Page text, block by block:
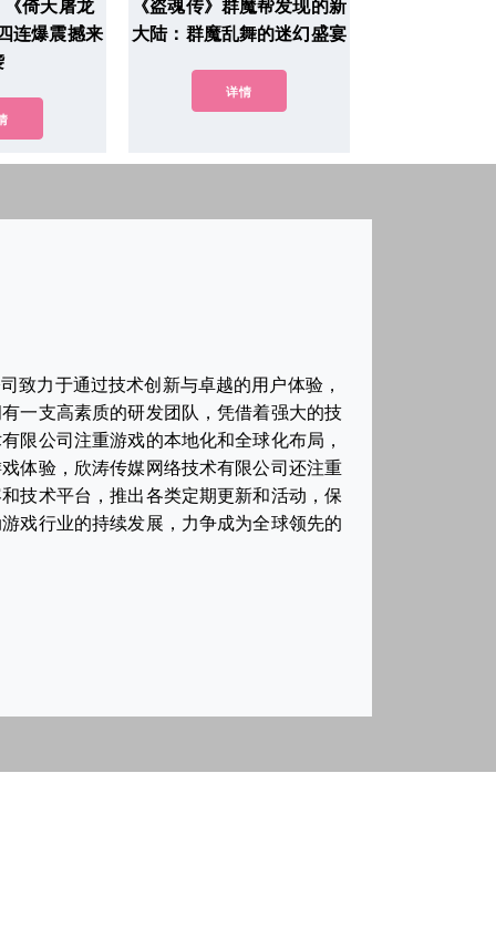
倚天屠龙
连爆震撼来
《盗魂传》群魔帮发现的新
大陆：群魔乱舞的迷幻盛宴
详情
致力于通过技术创新与卓越的用户体验，
一支高素质的研发团队，凭借着强大的技
限公司注重游戏的本地化和全球化布局，
体验，欣涛传媒网络技术有限公司还注重
技术平台，推出各类定期更新和活动，保
戏行业的持续发展，力争成为全球领先的